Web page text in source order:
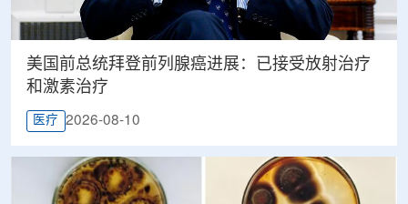
美国前总统拜登前列腺癌进展：已接受放射治疗
和激素治疗
医疗 2026-08-10